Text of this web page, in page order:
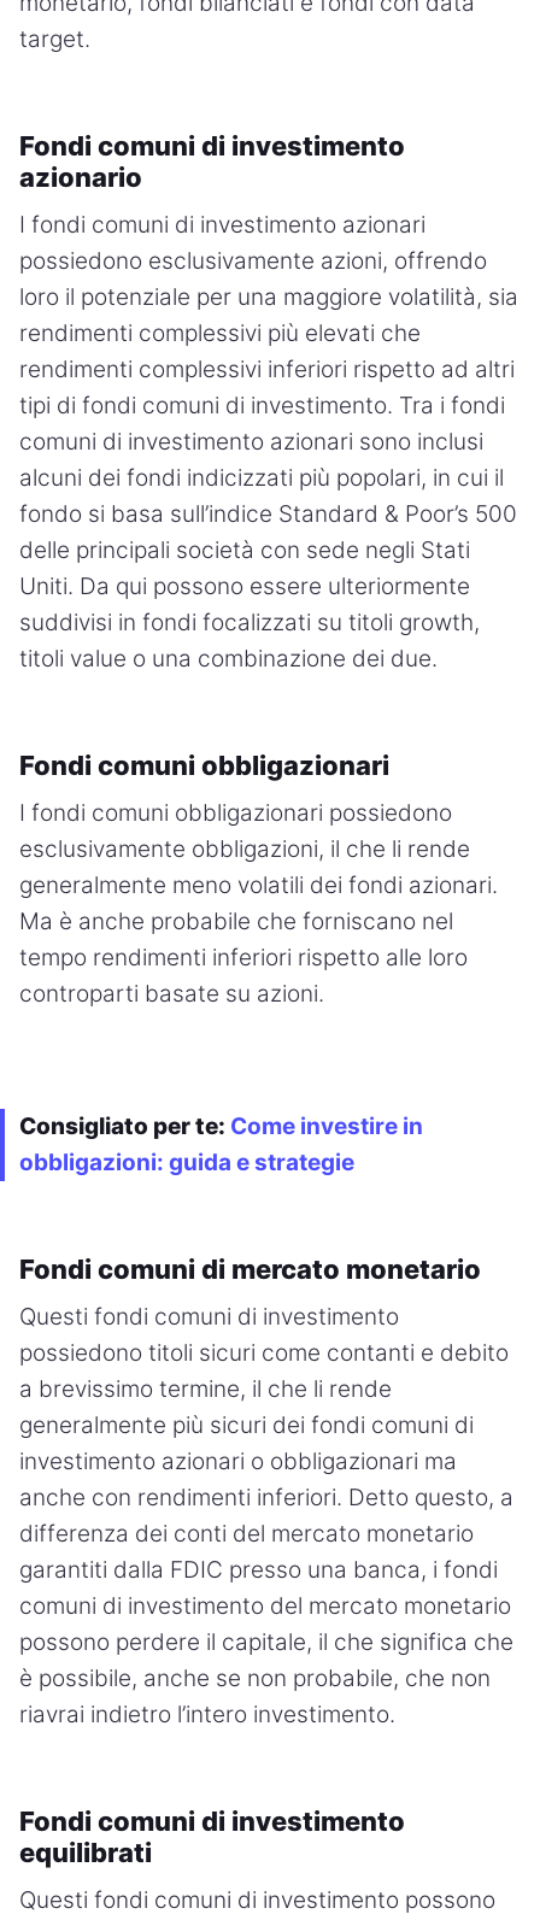
target.
Fondi comuni di investimento
azionario
I fondi comuni di investimento azionari
possiedono esclusivamente azioni, offrendo
loro il potenziale per una maggiore volatilità, sia
rendimenti complessivi più elevati che
rendimenti complessivi inferiori rispetto ad altri
tipi di fondi comuni di investimento. Tra i fondi
comuni di investimento azionari sono inclusi
alcuni dei fondi indicizzati più popolari, in cui il
fondo si basa sull’indice Standard & Poor’s 500
delle principali società con sede negli Stati
Uniti. Da qui possono essere ulteriormente
suddivisi in fondi focalizzati su titoli growth,
titoli value o una combinazione dei due.
Fondi comuni obbligazionari
I fondi comuni obbligazionari possiedono
esclusivamente obbligazioni, il che li rende
generalmente meno volatili dei fondi azionari.
Ma è anche probabile che forniscano nel
tempo rendimenti inferiori rispetto alle loro
controparti basate su azioni.
Consigliato per te: Come investire in
obbligazioni: guida e strategie
Fondi comuni di mercato monetario
Questi fondi comuni di investimento
possiedono titoli sicuri come contanti e debito
a brevissimo termine, il che li rende
generalmente più sicuri dei fondi comuni di
investimento azionari o obbligazionari ma
anche con rendimenti inferiori. Detto questo, a
differenza dei conti del mercato monetario
garantiti dalla FDIC presso una banca, i fondi
comuni di investimento del mercato monetario
possono perdere il capitale, il che significa che
è possibile, anche se non probabile, che non
riavrai indietro l’intero investimento.
Fondi comuni di investimento
equilibrati
Questi fondi comuni di investimento possono